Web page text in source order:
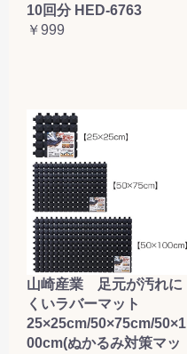
10回分 HED-6763
￥999
山崎産業 足元が汚れに
くいラバーマット
25×25cm/50×75cm/50×1
00cm(ぬかるみ対策マッ